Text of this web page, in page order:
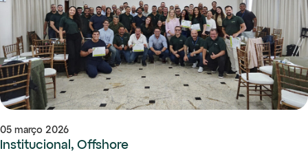
05 março 2026
Institucional, Offshore